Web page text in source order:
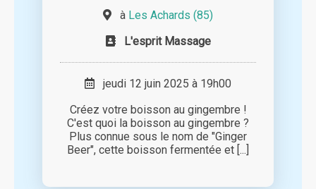
à Les Achards (85)
L'esprit Massage
jeudi 12 juin 2025 à 19h00
Créez votre boisson au gingembre !
C'est quoi la boisson au gingembre ?
Plus connue sous le nom de "Ginger
Beer", cette boisson fermentée et [...]